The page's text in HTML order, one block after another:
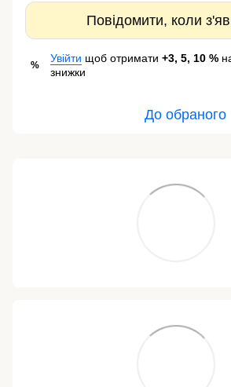
Повідомити, коли
%
Увійти щоб отримати +3, 5, 10 %
знижки
До обраного